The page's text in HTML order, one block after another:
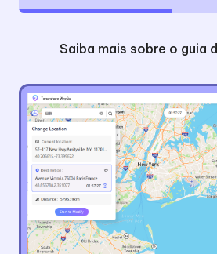
Saiba mais sobre o guia